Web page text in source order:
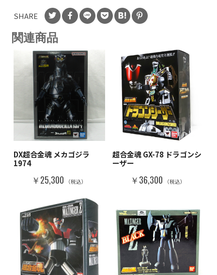
SHARE
関連商品
DX超合金魂 メカゴジラ
1974
￥25,300 （税込）
超合金魂 GX-78 ドラゴンシ
ーザー
￥36,300 （税込）